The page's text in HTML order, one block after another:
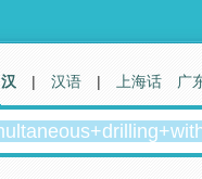
| 汉语 | 上海话 广